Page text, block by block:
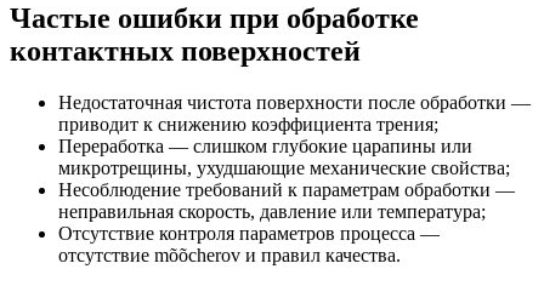
Частые ошибки при обработке
контактных поверхностей
Недостаточная чистота поверхности после обработки —
приводит к снижению коэффициента трения;
Переработка — слишком глубокие царапины или
микротрещины, ухудшающие механические свойства;
Несоблюдение требований к параметрам обработки —
неправильная скорость, давление или температура;
Отсутствие контроля параметров процесса —
отсутствие mõõcherov и правил качества.